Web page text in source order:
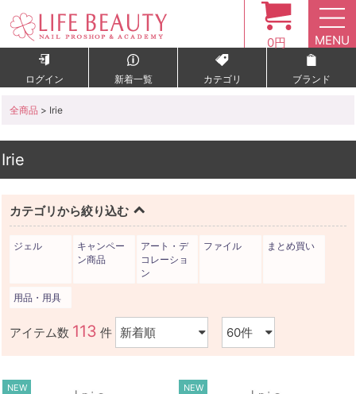
0円 MENU
ログイン 新着一覧 カテゴリ ブランド
全商品 > Irie
Irie
カテゴリから絞り込む
ジェル
キャンペー
ン商品
アート・デ
コレーショ
ン
ファイル まとめ買い
用品・用具
アイテム数 113 件
NEW NEW